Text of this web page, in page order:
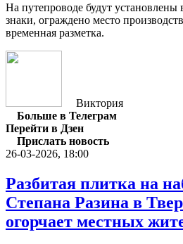
На путепроводе будут
знаки, ограждено место
временная разметка.
Виктория
Больше в Телеграм
Перейти в Дзен
Прислать новость
26-03-2026, 18:00
Разбитая плитка на
Степана Разина в
огорчает местных